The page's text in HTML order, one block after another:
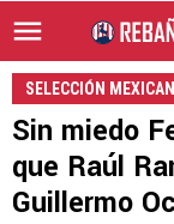
SELECCIÓN
Sin miedo
que Raúl
Guillermo